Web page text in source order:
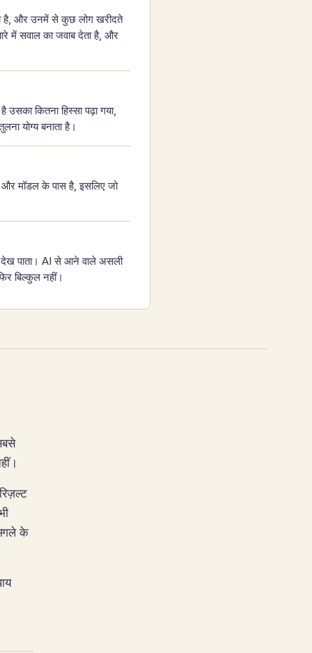
है, और उनमें से कुछ लोग खरीदते
में सवाल का जवाब देता है, और
कितना हिस्सा पढ़ा गया,
योग्य बनाता है।
मॉडल के पास है, इसलिए जो
देख पाता। AI से आने वाले असली
बिल्कुल नहीं।
के